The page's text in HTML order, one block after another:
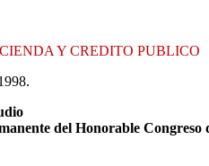
Y CREDITO PUBLICO
del Honorable Congreso